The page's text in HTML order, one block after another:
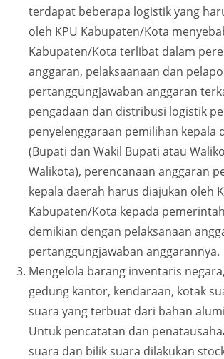
terdapat beberapa logistik yang
oleh KPU Kabupaten/Kota
Kabupaten/Kota terlibat dalam
anggaran, pelaksaanaan dan
pertanggungjawaban anggaran
pengadaan dan distribusi logistik
penyelenggaraan pemilihan kepala
(Bupati dan Wakil Bupati atau
Walikota), perencanaan anggaran
kepala daerah harus diajukan oleh
Kabupaten/Kota kepada
demikian dengan pelaksanaan
pertanggungjawaban anggarannya.
Mengelola barang inventaris
gedung kantor, kendaraan, kotak
suara yang terbuat dari bahan
Untuk pencatatan dan
suara dan bilik suara dilakukan